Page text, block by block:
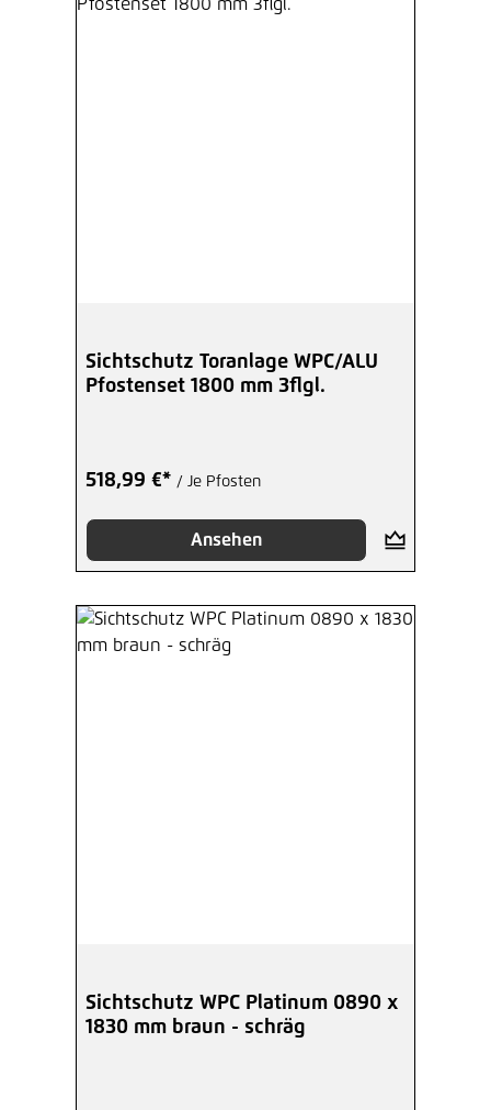
Sichtschutz Toranlage WPC/ALU
Pfostenset 1800 mm 3flgl.
518,99 €* / Je Pfosten
Ansehen
Sichtschutz WPC Platinum 0890 x
1830 mm braun - schräg